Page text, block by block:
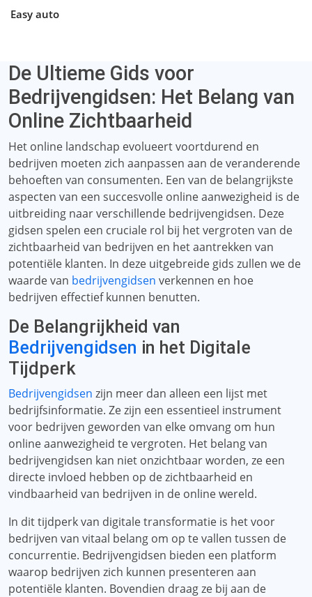
Easy auto
De Ultieme Gids voor
Bedrijvengidsen: Het Belang van
Online Zichtbaarheid
Het online landschap evolueert voortdurend en
bedrijven moeten zich aanpassen aan de veranderende
behoeften van consumenten. Een van de belangrijkste
aspecten van een succesvolle online aanwezigheid is de
uitbreiding naar verschillende bedrijvengidsen. Deze
gidsen spelen een cruciale rol bij het vergroten van de
zichtbaarheid van bedrijven en het aantrekken van
potentiële klanten. In deze uitgebreide gids zullen we de
waarde van bedrijvengidsen verkennen en hoe
bedrijven effectief kunnen benutten.
De Belangrijkheid van
Bedrijvengidsen in het Digitale
Tijdperk
Bedrijvengidsen zijn meer dan alleen een lijst met
bedrijfsinformatie. Ze zijn een essentieel instrument
voor bedrijven geworden van elke omvang om hun
online aanwezigheid te vergroten. Het belang van
bedrijvengidsen kan niet onzichtbaar worden, ze een
directe invloed hebben op de zichtbaarheid en
vindbaarheid van bedrijven in de online wereld.
In dit tijdperk van digitale transformatie is het voor
bedrijven van vitaal belang om op te vallen tussen de
concurrentie. Bedrijvengidsen bieden een platform
waarop bedrijven zich kunnen presenteren aan
potentiële klanten. Bovendien draag ze bij aan de